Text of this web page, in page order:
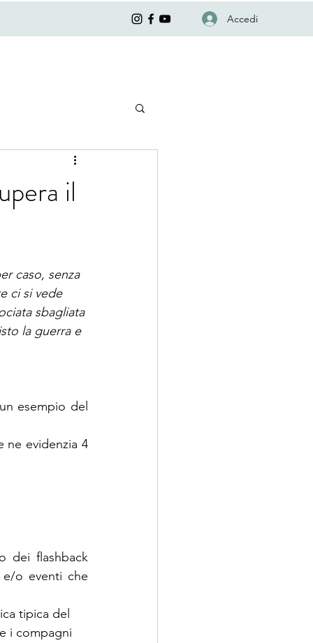
Accedi
il
caso, senza
ci si vede
sbagliata
la guerra e
esempio del
ne evidenzia 4
dei flashback
e/o eventi che
tipica del
i compagni